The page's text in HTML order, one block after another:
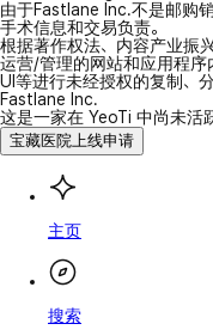
由于Fastlane Inc.不是邮购
手术信息和交易负责。
根据著作权法、内容产业振
运营/管理的网站和应用程序
UI等进行未经授权的复制、
Fastlane Inc.
这是一家在 YeoTi 中尚未活
宝藏医院上线申请
主页
搜索